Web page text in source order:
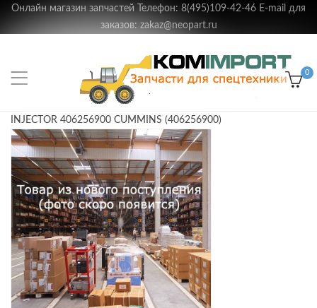
Онлайн магазин запчастей Телефон: 8(495)109-42-46 E-mail для
заказов: zakaz@neopart.ru
0
INJECTOR 406256900 CUMMINS (406256900)